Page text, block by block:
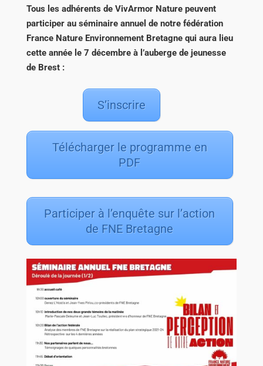
Tous les adhérents de VivArmor Nature peuvent
participer au séminaire annuel de notre fédération
France Nature Environnement Bretagne qui aura lieu
cette année le 7 décembre à l’auberge de jeunesse
de Brest :
S’inscrire
Télécharger le programme en
PDF
Participer à l’enquête sur l’action
de FNE Bretagne